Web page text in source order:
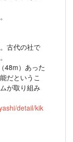
古代の社で
48m）あった
だというこ
が取り組み
detail/kik